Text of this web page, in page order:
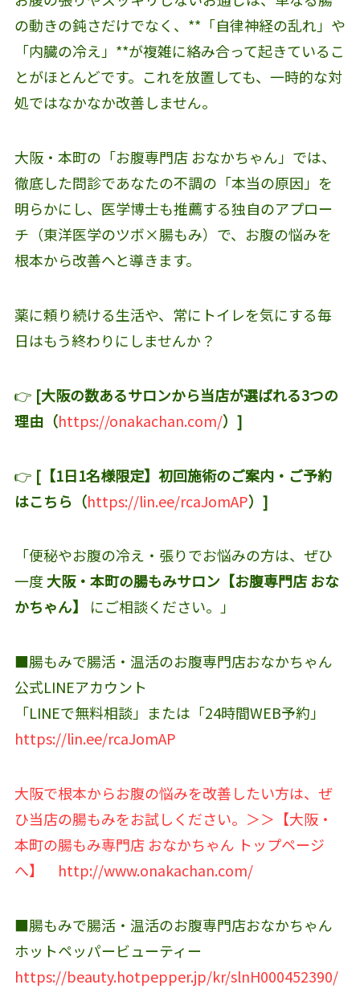
の動きの鈍さだけでなく、**「自律神経の乱れ」や
「内臓の冷え」**が複雑に絡み合って起きているこ
とがほとんどです。これを放置しても、一時的な対
処ではなかなか改善しません。
大阪・本町の「お腹専門店 おなかちゃん」では、
徹底した問診であなたの不調の「本当の原因」を
明らかにし、医学博士も推薦する独自のアプロー
チ（東洋医学のツボ×腸もみ）で、お腹の悩みを
根本から改善へと導きます。
薬に頼り続ける生活や、常にトイレを気にする毎
日はもう終わりにしませんか？
👉 [大阪の数あるサロンから当店が選ばれる3つの
理由（https://onakachan.com/）]
👉 [【1日1名様限定】初回施術のご案内・ご予約
はこちら（https://lin.ee/rcaJomAP）]
「便秘やお腹の冷え・張りでお悩みの方は、ぜひ
一度大阪・本町の腸もみサロン【お腹専門店 おな
かちゃん】
にご相談ください。」
■腸もみで腸活・温活のお腹専門店おなかちゃん
公式LINEアカウント‬
「LINEで無料相談」または「24時間WEB予約」
https://lin.ee/rcaJomAP
大阪で根本からお腹の悩みを改善したい方は、ぜ
ひ当店の腸もみをお試しください。＞＞【大阪・
本町の腸もみ専門店 おなかちゃん トップページ
へ】
http://www.onakachan.com/
■腸もみで腸活・温活のお腹専門店おなかちゃん
ホットペッパービューティー
https://beauty.hotpepper.jp/kr/slnH000452390/